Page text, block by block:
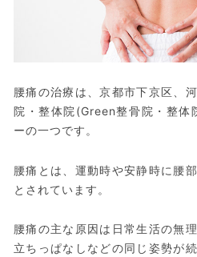
腰痛の治療は、京都市下京区、
院・整体院(Green整骨院・整体
ーの一つです。
腰痛とは、運動時や安静時に腰
とされています。
腰痛の主な原因は日常生活の無
立ちっぱなしなどの同じ姿勢が